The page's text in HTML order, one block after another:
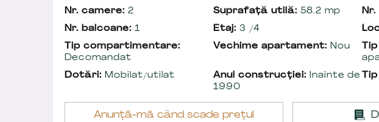
Nr. camere: 2 Suprafață utilă: 58.2 mp Nr.
Nr. balcoane: 1 Etaj: 3 /4
Tip compartimentare:
Decomandat
Vechime apartament: Nou
Dotări: Mobilat/utilat Anul construcției: Inainte de
1990
Anunță-mă când scade prețul